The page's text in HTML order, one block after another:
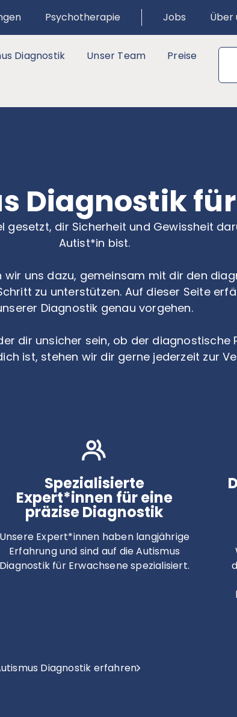
Psychotherapie Jobs Über
Diagnostik Unser Team Preise
Diagnostik
gesetzt, dir Sicherheit und Gewissheit
Autist*in bist.
uns dazu, gemeinsam mit dir den
zu unterstützen. Auf dieser Seite
Diagnostik genau vorgehen.
dir unsicher sein, ob der diagnostische
ist, stehen wir dir gerne jederzeit zur
Spezialisierte
Expert*innen für eine
präzise Diagnostik
Unsere Expert*innen haben langjährige
Erfahrung und sind auf die Autismus
Diagnostik für Erwachsene spezialisiert.
Diagnostik erfahren